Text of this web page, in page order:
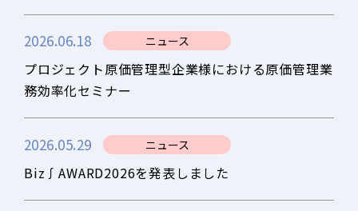
2026.06.18 ニュース
プロジェクト原価管理型企業様における原価管理業
務効率化セミナー
2026.05.29 ニュース
Biz∫AWARD2026を発表しました